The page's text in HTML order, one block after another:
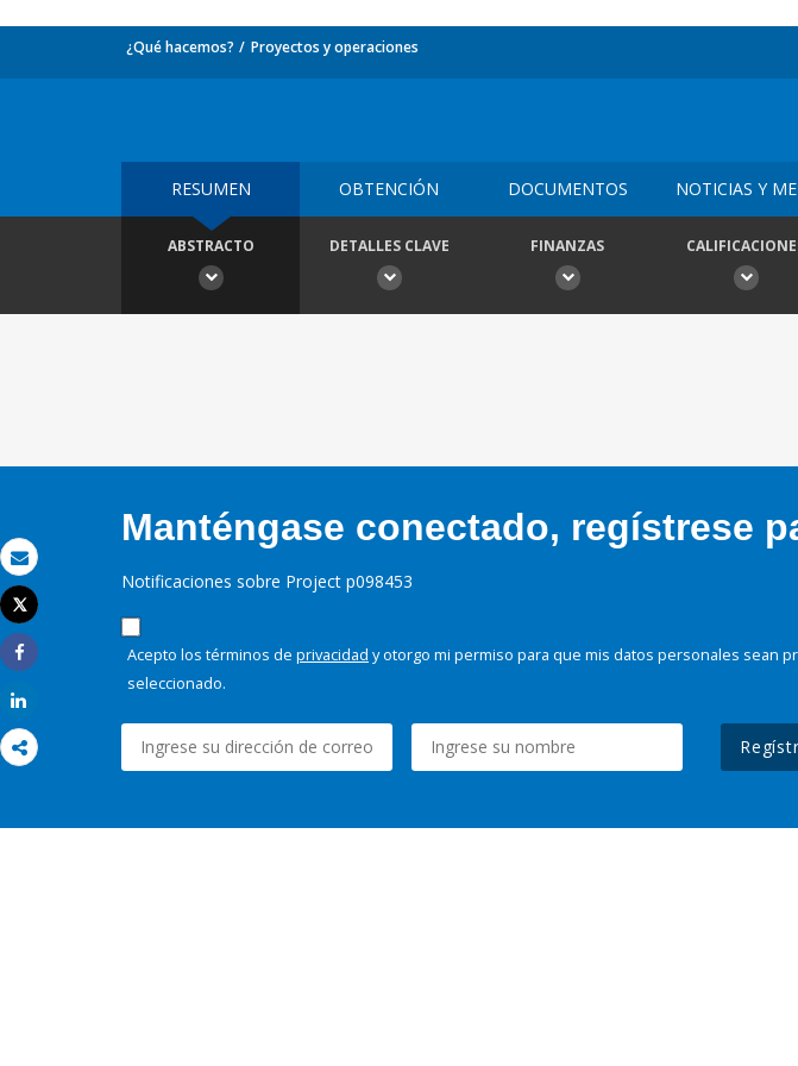
Correo electrónico
Imprimir
Tweet
Share
¿Qué hacemos? Proyectos y operaciones
RESUMEN OBTENCIÓN DOCUMENTOS NOTICIAS Y
ABSTRACTO DETALLES CLAVE FINANZAS
Manténgase conectado, regístrese
Notificaciones sobre Project p098453
Acepto los términos de privacidad y otorgo mi permiso para que mis datos personales sean
seleccionado.